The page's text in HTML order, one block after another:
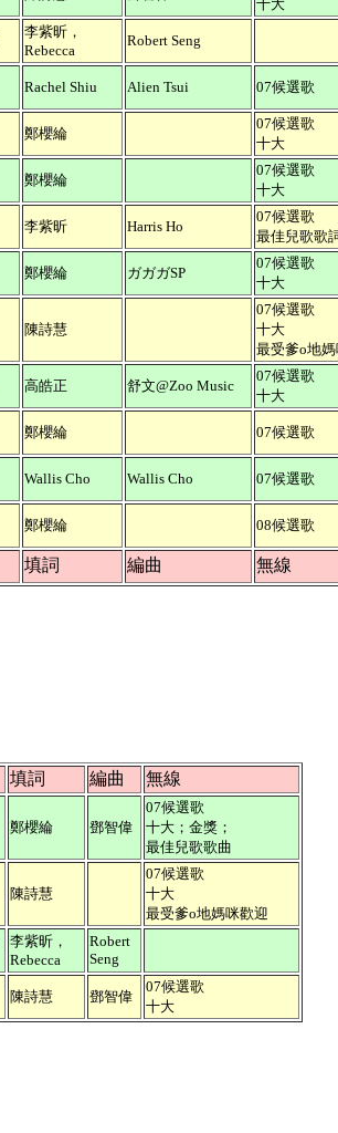
十大
李紫昕，
Rebecca
Robert Seng
Rachel Shiu Alien Tsui 07候選歌
鄭櫻綸
07候選歌
十大
鄭櫻綸
07候選歌
十大
李紫昕 Harris Ho
07候選歌
最佳兒歌歌
鄭櫻綸 ガガガSP
07候選歌
十大
陳詩慧
07候選歌
十大
最受爹o地
高皓正 舒文@Zoo Music
07候選歌
十大
鄭櫻綸 07候選歌
Wallis Cho Wallis Cho 07候選歌
鄭櫻綸 08候選歌
填詞 編曲 無線
填詞 編曲 無線
鄭櫻綸 鄧智偉
07候選歌
十大；金獎；
最佳兒歌歌曲
陳詩慧
07候選歌
十大
最受爹o地媽咪歡迎
李紫昕，
Rebecca
Robert
Seng
陳詩慧 鄧智偉
07候選歌
十大